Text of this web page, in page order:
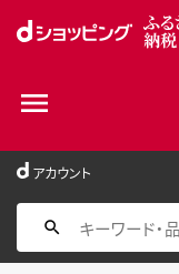
アカウント